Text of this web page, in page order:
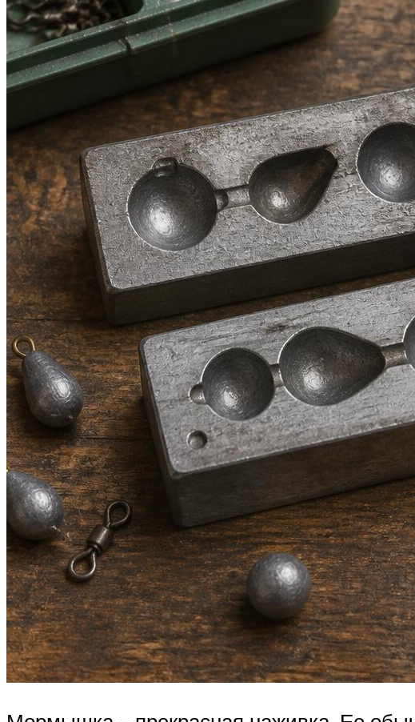
ЗИМНЯЯ РЫБАЛКА
ПРИКОРМКА И ПРИМАНКИ
СНАРЯЖЕНИЕ
СНАСТИ
Меню